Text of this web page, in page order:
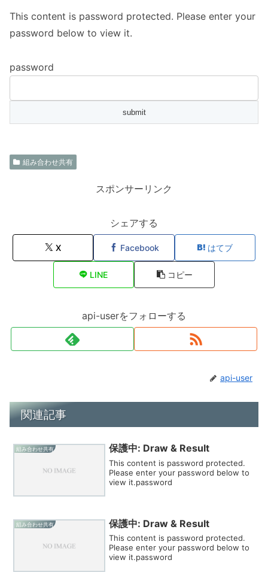
This content is password protected. Please enter your
password below to view it.
password
組み合わせ共有
スポンサーリンク
シェアする
X Facebook はてブ
LINE コピー
api-userをフォローする
api-user
関連記事
組み合わせ共有 保護中: Draw & Result
This content is password protected.
Please enter your password below to
view it.password
組み合わせ共有 保護中: Draw & Result
This content is password protected.
Please enter your password below to
view it.password